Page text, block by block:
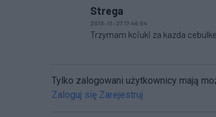
Strega
2019-11-27 17:46:04
Trzymam kciuki za kazda
Tylko zalogowani użytkownicy mają
Zaloguj się Zarejestruj